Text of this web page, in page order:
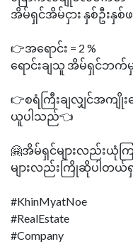
အိမ်ရှင်အိမ်ငှား နှစ်ဦးနှ
👉အရောင်း = 2 %
ရောင်းချသူ အိမ်ရှင်ဘ
👉စရံကြီးချလျှင်အကျို
ယူပါသည်👈
🤗အိမ်ရှင်များလည်းယုံ
များလည်းကြိုဆိုပါတယ်
#KhinMyatNoe
#RealEstate
#Company